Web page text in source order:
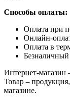
Способы оплаты:
Оплата при
Онлайн-
Оплата в
Безналичный
Интернет-магазин
Товар –
магазине.